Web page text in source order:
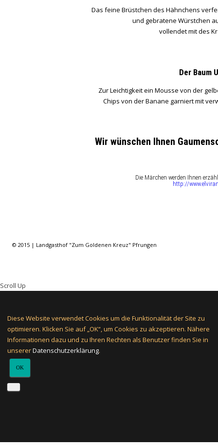
Das feine Brüstchen des Hähnchens
und gebratene Würstchen
vollendet mit des
Der Baum
Zur Leichtigkeit ein Mousse von der
Chips von der Banane garniert mit
Wir wünschen Ihnen
Die Märchen werden Ihnen
http://
© 2015 | Landgasthof "Zum Goldenen Kreuz" Pfrungen
Scroll Up
Diese Website verwendet Cookies um die Funktionalität der Site zu
optimieren. Klicken Sie auf „OK“, um Cookies zu akzeptieren. Nähere
Informationen dazu und zu Ihren Rechten als Benutzer finden Sie in
unsererDatenschutzerklärung.
OK